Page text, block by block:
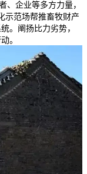
企业等多方力量，
示范场帮推畜牧财产
。阐扬比力劣势，
。